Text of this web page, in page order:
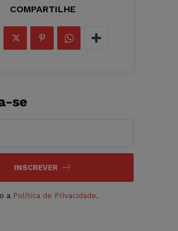
COMPARTILHE
se
INSCREVER
a Política de Privacidade.